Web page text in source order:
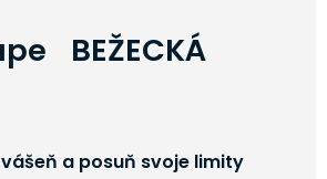
BEŽECKÁ
a posuň svoje limity